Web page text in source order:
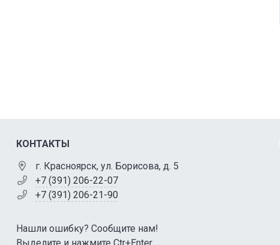
КОНТАКТЫ
г. Красноярск, ул. Борисова, д. 5
+7 (391) 206-22-07
+7 (391) 206-21-90
Нашли ошибку? Сообщите нам!